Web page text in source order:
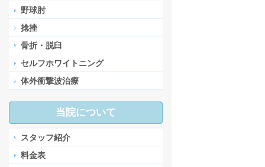
野球肘
捻挫
骨折・脱臼
セルフホワイトニング
体外衝撃波治療
当院について
スタッフ紹介
料金表